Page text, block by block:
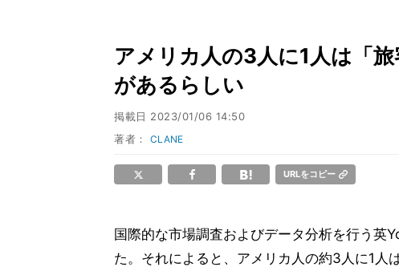
アメリカ人の3人に1人は「
があるらしい
掲載日 2023/01/06 14:50
著者：CLANE
URLをコピー
国際的な市場調査およびデータ分析を行う英
た。それによると、アメリカ人の約3人に1人